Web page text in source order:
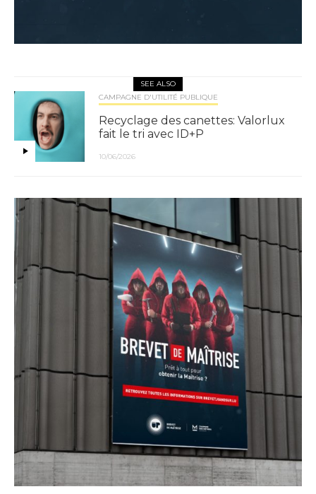
SEE ALSO
CAMPAGNE D'UTILITÉ PUBLIQUE
Recyclage des canettes: Valorlux
fait le tri avec ID+P
10/06/2026